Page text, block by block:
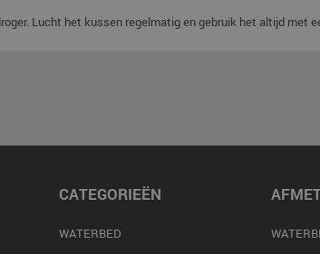
Lucht het kussen regelmatig en gebruik het altijd met
CATEGORIEËN
WATERBED